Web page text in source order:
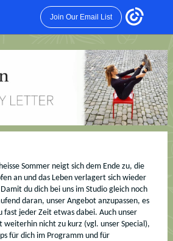
Join Our Email List
Sommer neigt sich dem Ende zu, die
an und das Leben verlagert sich wieder
du dich bei uns im Studio gleich noch
daran, unser Angebot anzupassen, es
fast jeder Zeit etwas dabei. Auch unser
weiterhin nicht zu kurz (vgl. unser Special),
für dich im Programm und für